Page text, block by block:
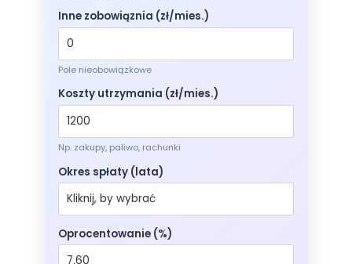
Inne zobowiąznia (zł/mies.)
Pole nieobowiązkowe
Koszty utrzymania (zł/mies.)
Np. zakupy, paliwo, rachunki
Okres spłaty (lata)
Oprocentowanie (%)